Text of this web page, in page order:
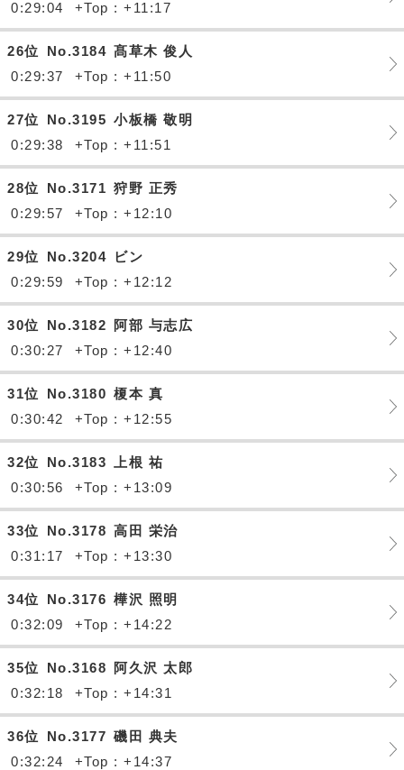
0:29:04 +Top : +11:17
26位 No.3184 髙草木 俊人
0:29:37
+Top : +11:50
27位 No.3195 小板橋 敬明
0:29:38
+Top : +11:51
28位 No.3171 狩野 正秀
0:29:57
+Top : +12:10
29位 No.3204 ビン
0:29:59
+Top : +12:12
30位 No.3182
阿部 与志広
0:30:27
+Top : +12:40
31位 No.3180 榎本 真
0:30:42
+Top : +12:55
32位 No.3183
上根 祐
0:30:56
+Top : +13:09
33位 No.3178 高田 栄治
0:31:17
+Top : +13:30
34位 No.3176 樺沢 照明
0:32:09
+Top : +14:22
35位 No.3168
阿久沢 太郎
0:32:18
+Top : +14:31
36位 No.3177 磯田 典夫
0:32:24
+Top : +14:37